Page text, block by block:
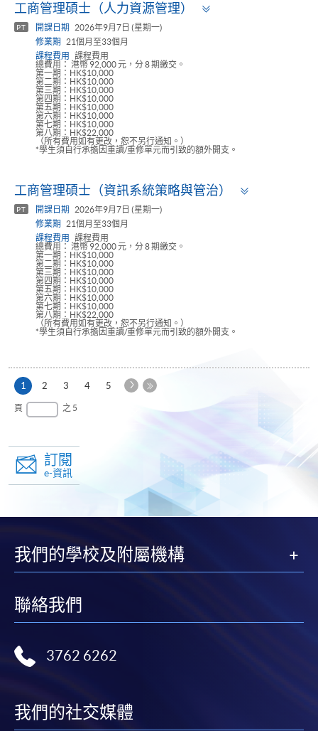
工商管理碩士（人力資源管理）
PT 開課日期
2026年9月7日 (星期一)
修業期
21個月至33個月
課程費用
課程費用
總費用： 港幣 92,000 元，分 8 期繳交。
第一期：HK$10,000
第二期：HK$10,000
第三期：HK$10,000
第四期：HK$10,000
第五期：HK$10,000
第六期：HK$10,000
第七期：HK$10,000
第八期：HK$22,000
（所有費用如有更改，恕不另行通知。）
*學生須自行承擔因重讀/重修單元而引致的額外開支。
工商管理碩士（資訊系統策略與管治）
PT 開課日期
2026年9月7日 (星期一)
修業期
21個月至33個月
課程費用
課程費用
總費用： 港幣 92,000 元，分 8 期繳交。
第一期：HK$10,000
第二期：HK$10,000
第三期：HK$10,000
第四期：HK$10,000
第五期：HK$10,000
第六期：HK$10,000
第七期：HK$10,000
第八期：HK$22,000
（所有費用如有更改，恕不另行通知。）
*學生須自行承擔因重讀/重修單元而引致的額外開支。
1 本
頁
2 3 4 5
下
頁 之 5
訂閱
e-資訊
我們的學校及附屬機構
聯絡我們
3762 6262
我們的社交媒體